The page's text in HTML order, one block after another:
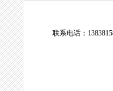
联系电话：